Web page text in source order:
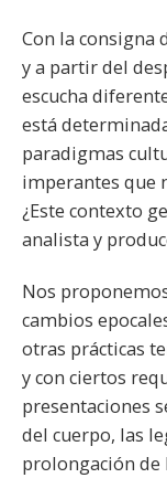
Con la consigna
y a partir del
escucha
está
paradigmas
imperantes que
¿Este contexto
analista y
Nos
cambios
otras prácticas
y con ciertos
presentaciones
del cuerpo, las
prolongación de